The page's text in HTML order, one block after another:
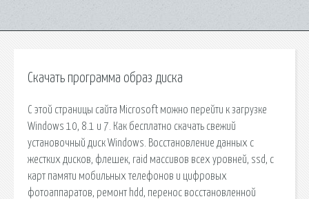
Скачать программа образ диска
С этой страницы сайта Microsoft можно перейти к загрузке
Windows 10, 8.1 и 7. Как бесплатно скачать свежий
установочный диск Windows. Восстановление данных с
жестких дисков, флешек, raid массивов всех уровней, ssd, c
карт памяти мобильных телефонов и цифровых
фотоаппаратов, ремонт hdd, перенос восстановленной